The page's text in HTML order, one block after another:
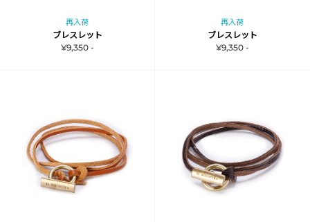
再入荷
ブレスレット
¥9,350 -
再入荷
ブレスレット
¥9,350 -